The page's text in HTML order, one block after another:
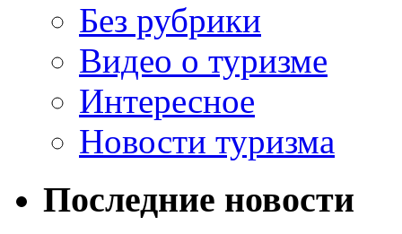
Без рубрики
Видео о туризме
Интересное
Новости туризма
Последние новости